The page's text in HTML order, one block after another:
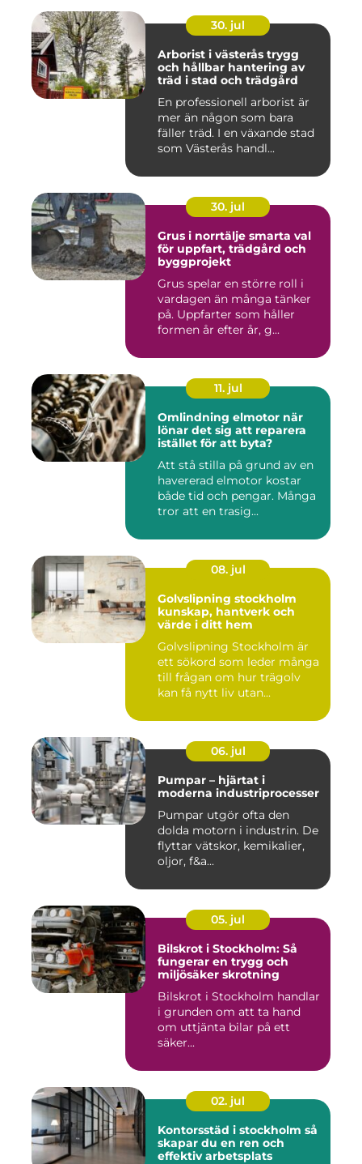
30. jul
Arborist i västerås trygg
och hållbar hantering av
träd i stad och trädgård
En professionell arborist är
mer än någon som bara
fäller träd. I en växande stad
som Västerås handl...
30. jul
Grus i norrtälje smarta val
för uppfart, trädgård och
byggprojekt
Grus spelar en större roll i
vardagen än många tänker
på. Uppfarter som håller
formen år efter år, g...
11. jul
Omlindning elmotor när
lönar det sig att reparera
istället för att byta?
Att stå stilla på grund av en
havererad elmotor kostar
både tid och pengar. Många
tror att en trasig...
08. jul
Golvslipning stockholm
kunskap, hantverk och
värde i ditt hem
Golvslipning Stockholm är
ett sökord som leder många
till frågan om hur trägolv
kan få nytt liv utan...
06. jul
Pumpar – hjärtat i
moderna industriprocesser
Pumpar utgör ofta den
dolda motorn i industrin. De
flyttar vätskor, kemikalier,
oljor, f&a...
05. jul
Bilskrot i Stockholm: Så
fungerar en trygg och
miljösäker skrotning
Bilskrot i Stockholm handlar
i grunden om att ta hand
om uttjänta bilar på ett
säker...
02. jul
Kontorsstäd i stockholm så
skapar du en ren och
effektiv arbetsplats